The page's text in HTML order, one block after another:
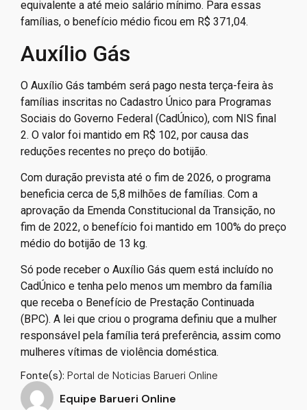
equivalente a até meio salário mínimo. Para essas
famílias, o benefício médio ficou em R$ 371,04.
Auxílio Gás
O Auxílio Gás também será pago nesta terça-feira às
famílias inscritas no Cadastro Único para Programas
Sociais do Governo Federal (CadÚnico), com NIS final
2. O valor foi mantido em R$ 102, por causa das
reduções recentes no preço do botijão.
Com duração prevista até o fim de 2026, o programa
beneficia cerca de 5,8 milhões de famílias. Com a
aprovação da Emenda Constitucional da Transição, no
fim de 2022, o benefício foi mantido em 100% do preço
médio do botijão de 13 kg.
Só pode receber o Auxílio Gás quem está incluído no
CadÚnico e tenha pelo menos um membro da família
que receba o Benefício de Prestação Continuada
(BPC). A lei que criou o programa definiu que a mulher
responsável pela família terá preferência, assim como
mulheres vítimas de violência doméstica.
Fonte(s): Portal de Noticias Barueri Online
Equipe Barueri Online